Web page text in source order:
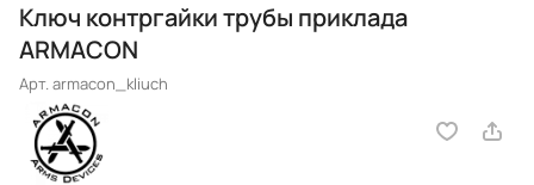
Ключ контргайки трубы приклада
ARMACON
Арт.armacon_kliuch